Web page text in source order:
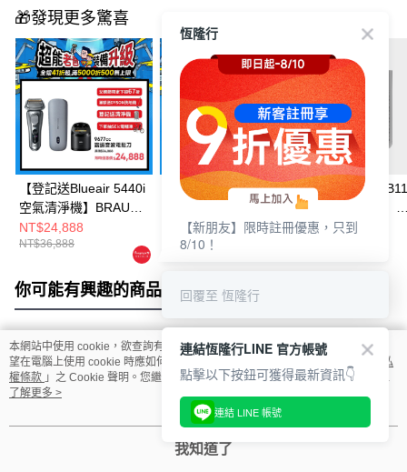
🎁發現更多驚喜
【登記送Blueair 5440i
空氣清淨機】BRAUN
9677CC諧振音波電鬍
刀
NT$24,888
NT$36,888
BRAUN 9610S 諧振音
NT$19,888
NT$27,888
【送BRAUN
多動向調理機】
Honeywell X560
NT$25,900
你可能有興趣的商品 全站排行
熱門標籤
本網站中使用 cookie，欲查詢有關本網站使用 cookie 方式之詳情，及若您不希
望在電腦上使用 cookie 時應如何變更電腦的 cookie 設定，請參閱本網站「
隱私
權條款 」之 Cookie 聲明。您繼續使用本網站即表示您同意本公司得按本網站使
用條款之 Cookie 聲明使用 cookie。
了解更多 >
我知道了
恆隆行
【新朋友】限時註冊優惠，只到
8/10！
回覆至 恆隆行
連結恆隆行LINE 官方帳號
點擊以下按鈕可獲得最新資訊👇
連結 LINE 帳號